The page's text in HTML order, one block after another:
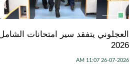
العجلوني يتفقد سير امتحانات
2026
26-07-2026 11:07 AM